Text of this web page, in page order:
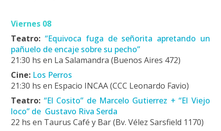
Viernes 08
Teatro:“Equivoca fuga de señorita apretando un
pañuelo de encaje sobre su pecho”
21:30 hs en La Salamandra (Buenos Aires 472)
Cine: Los Perros
21:30 hs en Espacio INCAA (CCC Leonardo Favio)
Teatro: “El Cosito” de Marcelo Gutierrez + “El Viejo
loco” de Gustavo Riva Serda
22 hs en Taurus Café y Bar (Bv. Vélez Sarsfield 1170)